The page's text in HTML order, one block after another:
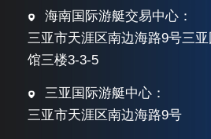
海南国际游艇交易中心：
三亚市天涯区南边海路9号三
馆三楼3-3-5
三亚国际游艇中心：
三亚市天涯区南边海路9号